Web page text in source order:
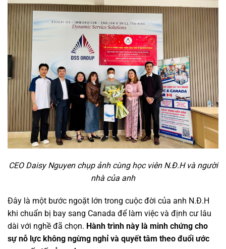
CEO Daisy Nguyen chụp ảnh cùng học viên N.Đ.H và người
nhà của anh
Đây là một bước ngoặt lớn trong cuộc đời của anh N.Đ.H
khi chuẩn bị bay sang Canada để làm việc và định cư lâu
dài với nghề đã chọn. Hành trình này là minh chứng cho
sự nỗ lực không ngừng nghỉ và quyết tâm theo đuổi ước